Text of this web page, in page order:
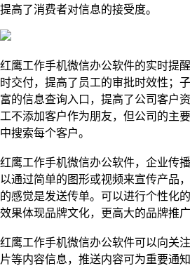
提高了消费者对信息的接受度。
红鹰工作手机微信办公软件的实时提
时交付，提高了员工的审批时效性；
富的信息查询入口，提高了公司客户
工不添加客户作为朋友，但公司的主
中搜索每个客户。
红鹰工作手机微信办公软件，企业传
以通过简单的图形或视频来宣传产品
的感觉是发送传单。可以进行个性化
效果体现品牌文化，
更高大的品牌推广
红鹰工作手机微信办公软件可以向关
片等内容信息，推送内容可为重要通